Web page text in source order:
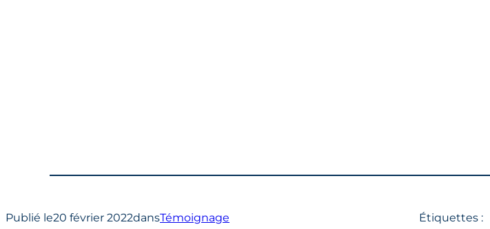
Publié le20 février 2022dansTémoignage Étiquettes :